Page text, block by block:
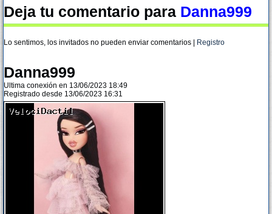
Deja tu comentario para Danna999
Lo sentimos, los invitados no pueden enviar comentarios | Registro
Danna999
Ultima conexión en 13/06/2023 18:49
Registrado desde 13/06/2023 16:31